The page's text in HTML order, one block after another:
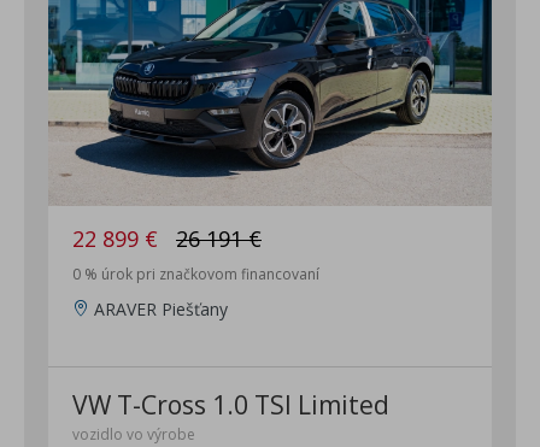
Stmavené zadné okná od B-stĺpika smerom dozadu
Vyhrievané predné sedadlá
Automatická 2-zónová klimatizácia Climatronic
Predĺžená záruka na 4 roky / max. 80 000km
22 899 € 26 191 €
0 % úrok pri značkovom financovaní
ARAVER Piešťany
VW T-Cross 1.0 TSI Limited
vozidlo vo výrobe